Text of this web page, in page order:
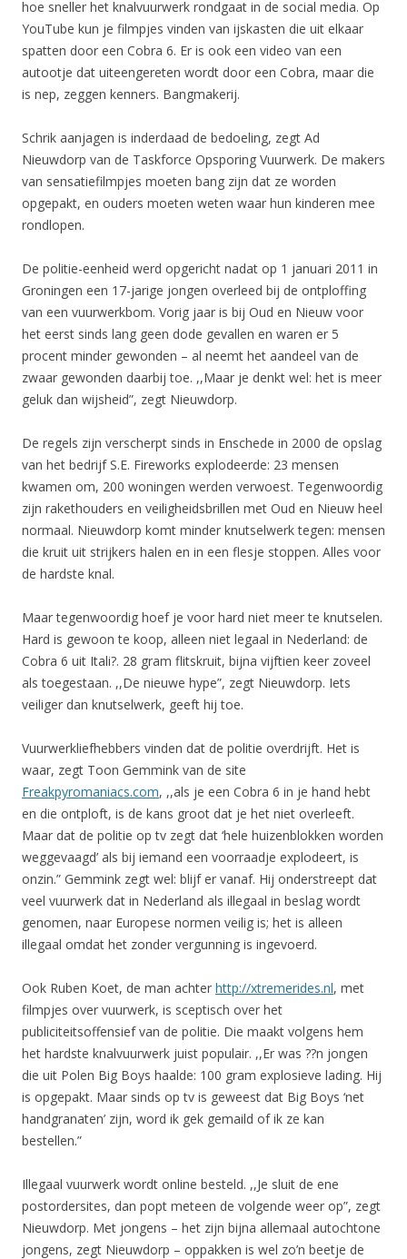
hoe sneller het knalvuurwerk rondgaat in de social media. Op
YouTube kun je filmpjes vinden van ijskasten die uit elkaar
spatten door een Cobra 6. Er is ook een video van een
autootje dat uiteengereten wordt door een Cobra, maar die
is nep, zeggen kenners. Bangmakerij.
Schrik aanjagen is inderdaad de bedoeling, zegt Ad
Nieuwdorp van de Taskforce Opsporing Vuurwerk. De makers
van sensatiefilmpjes moeten bang zijn dat ze worden
opgepakt, en ouders moeten weten waar hun kinderen mee
rondlopen.
De politie-eenheid werd opgericht nadat op 1 januari 2011 in
Groningen een 17-jarige jongen overleed bij de ontploffing
van een vuurwerkbom. Vorig jaar is bij Oud en Nieuw voor
het eerst sinds lang geen dode gevallen en waren er 5
procent minder gewonden – al neemt het aandeel van de
zwaar gewonden daarbij toe. ,,Maar je denkt wel: het is meer
geluk dan wijsheid”, zegt Nieuwdorp.
De regels zijn verscherpt sinds in Enschede in 2000 de opslag
van het bedrijf S.E. Fireworks explodeerde: 23 mensen
kwamen om, 200 woningen werden verwoest. Tegenwoordig
zijn rakethouders en veiligheidsbrillen met Oud en Nieuw heel
normaal. Nieuwdorp komt minder knutselwerk tegen: mensen
die kruit uit strijkers halen en in een flesje stoppen. Alles voor
de hardste knal.
Maar tegenwoordig hoef je voor hard niet meer te knutselen.
Hard is gewoon te koop, alleen niet legaal in Nederland: de
Cobra 6 uit Itali?. 28 gram flitskruit, bijna vijftien keer zoveel
als toegestaan. ,,De nieuwe hype”, zegt Nieuwdorp. Iets
veiliger dan knutselwerk, geeft hij toe.
Vuurwerkliefhebbers vinden dat de politie overdrijft. Het is
waar, zegt Toon Gemmink van de site
Freakpyromaniacs.com, ,,als je een Cobra 6 in je hand hebt
en die ontploft, is de kans groot dat je het niet overleeft.
Maar dat de politie op tv zegt dat ‘hele huizenblokken worden
weggevaagd’ als bij iemand een voorraadje explodeert, is
onzin.” Gemmink zegt wel: blijf er vanaf. Hij onderstreept dat
veel vuurwerk dat in Nederland als illegaal in beslag wordt
genomen, naar Europese normen veilig is; het is alleen
illegaal omdat het zonder vergunning is ingevoerd.
Ook Ruben Koet, de man achter http://xtremerides.nl, met
filmpjes over vuurwerk, is sceptisch over het
publiciteitsoffensief van de politie. Die maakt volgens hem
het hardste knalvuurwerk juist populair. ,,Er was ??n jongen
die uit Polen Big Boys haalde: 100 gram explosieve lading. Hij
is opgepakt. Maar sinds op tv is geweest dat Big Boys ‘net
handgranaten’ zijn, word ik gek gemaild of ik ze kan
bestellen.”
Illegaal vuurwerk wordt online besteld. ,,Je sluit de ene
postordersites, dan popt meteen de volgende weer op”, zegt
Nieuwdorp. Met jongens – het zijn bijna allemaal autochtone
jongens, zegt Nieuwdorp – oppakken is wel zo’n beetje de